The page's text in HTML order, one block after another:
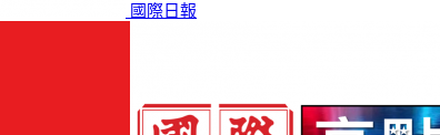
國際日報